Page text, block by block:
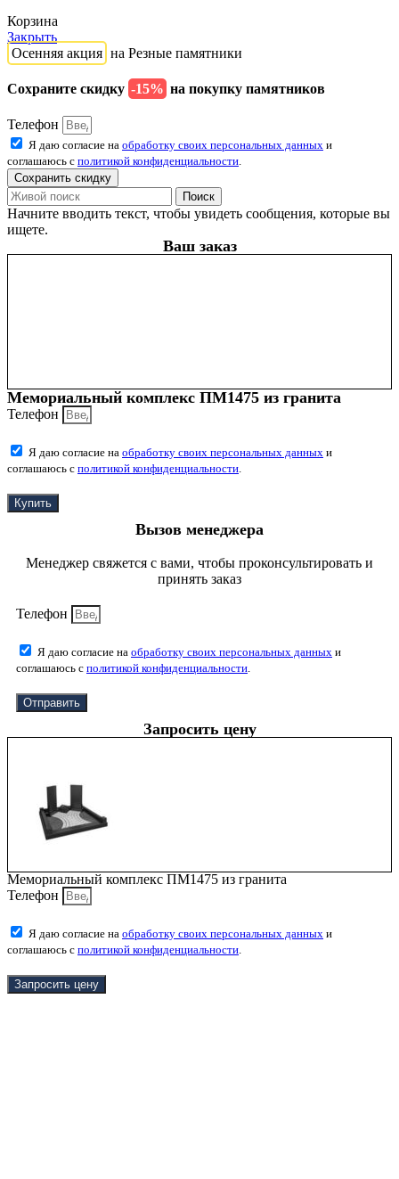
Корзина
Закрыть
Осенняя акция на Резные памятники
Сохраните скидку -15% на покупку памятников
Телефон
Я даю согласие на обработку своих персональных данных и
соглашаюсь с политикой конфиденциальности
Сохранить скидку
Поиск
Начните вводить текст, чтобы увидеть сообщения, которые вы
ищете.
Ваш заказ
Мемориальный комплекс ПМ1475 из гранита
Телефон
Я даю согласие на обработку своих персональных данных и
соглашаюсь с политикой конфиденциальности
Купить
Вызов менеджера
Менеджер свяжется с вами, чтобы проконсультировать и
принять заказ
Телефон
Я даю согласие на обработку своих персональных данных и
соглашаюсь с политикой конфиденциальности
Отправить
Запросить цену
Мемориальный комплекс ПМ1475 из гранита
Телефон
Я даю согласие на обработку своих персональных данных и
соглашаюсь с политикой конфиденциальности
Запросить цену